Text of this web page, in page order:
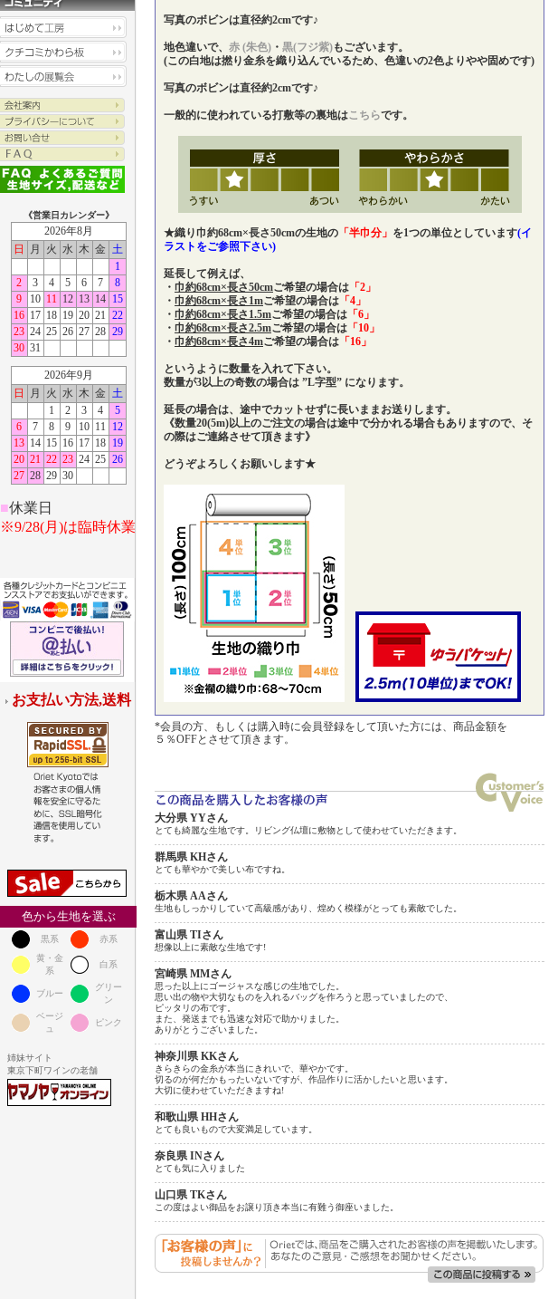
《営業日カレンダー》
2026年8月
日
月 火 水 木 金 土
1
2
3 4 5 6 7
8
9
10 11 12 13 14 15
16 17 18 19 20 21 22
23 24 25 26 27 28 29
30 31
2026年9月
日
月 火 水 木 金 土
1
2 3 4
5
6
7 8 9 10 11
12
13 14 15 16 17 18 19
20 21 22 23 24 25 26
27 28 29 30
■休業日
※9/28(月)は臨時休業
お支払い方法,送料
色から生地を選ぶ
黒系
赤系
黄・金
系
白系
ブルー
グリー
ン
ベージ
ュ
ピンク
姉妹サイト
東京下町ワインの老舗
写真のボビンは直径約2cmです♪
地色違いで、 赤 (朱色) ・ 黒(フジ紫)もございます。
(この白地は撚り金糸を織り込んでいるため、色違いの2色よりやや固めです)
写真のボビンは直径約2cmです♪
一般的に使われている打敷等の裏地はこちらです。
★織り巾約68cm×長さ50cmの生地の 「半巾分」 を1つの単位としています(イ
ラストをご参照下さい)
延長して例えば、
・ 巾約68cm×長さ50cmご希望の場合は 「2」
・ 巾約68cm×長さ1mご希望の場合は 「4」
・ 巾約68cm×長さ1.5mご希望の場合は 「6」
・ 巾約68cm×長さ2.5mご希望の場合は 「10」
・ 巾約68cm×長さ4mご希望の場合は 「16」
というように数量を入れて下さい。
数量が3以上の奇数の場合は ”L字型” になります。
延長の場合は、途中でカットせずに長いままお送りします。
《数量20(5m)以上のご注文の場合は途中で分かれる場合もありますので、そ
の際はご連絡させて頂きます》
どうぞよろしくお願いします★
*会員の方、もしくは購入時に会員登録をして頂いた方には、商品金額を
５％OFFとさせて頂きます。
大分県 YYさん
とても綺麗な生地です。リビング仏壇に敷物として使わせていただきます。
群馬県 KHさん
とても華やかで美しい布ですね。
栃木県 AAさん
生地もしっかりしていて高級感があり、煌めく模様がとっても素敵でした。
富山県 TIさん
想像以上に素敵な生地です!
宮崎県 MMさん
思った以上にゴージャスな感じの生地でした。
思い出の物や大切なものを入れるバッグを作ろうと思っていましたので、
ピッタリの布です。
また、発送までも迅速な対応で助かりました。
ありがとうございました。
神奈川県 KKさん
きらきらの金糸が本当にきれいで、華やかです。
切るのが何だかもったいないですが、作品作りに活かしたいと思います。
大切に使わせていただきますね!
和歌山県 HHさん
とても良いもので大変満足しています。
奈良県 INさん
とても気に入りました
山口県 TKさん
この度はよい御品をお譲り頂き本当に有難う御座いました。